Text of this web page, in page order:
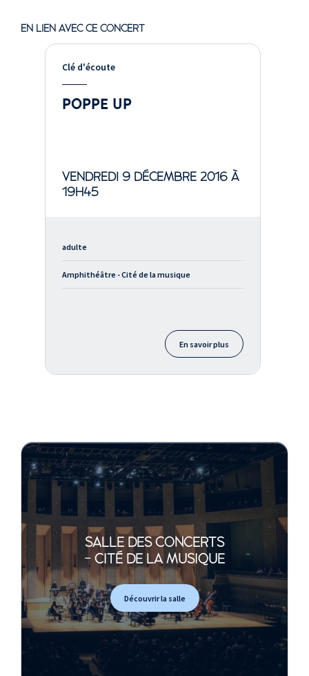
EN LIEN AVEC CE CONCERT
Clé d'écoute
POPPE UP
VENDREDI 9 DÉCEMBRE 2016 À
19H45
adulte
Amphithéâtre - Cité de la musique
En savoir plus
SALLE DES CONCERTS
- CITÉ DE LA MUSIQUE
Découvrir la salle